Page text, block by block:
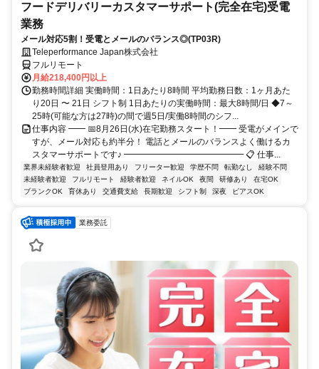
フードデリバリーカスタマーサポート(完全在宅)受電
業務
メール対応5割！受電とメールのバランス◎(TP03R)
Teleperformance Japan株式会社
フルリモート
月給218,400円以上
勤務時間詳細 実働時間：1日あたり8時間 平均勤務日数：1ヶ月あた
り20日 〜 21日 シフト制 1日あたりの実働時間：最大8時間/日 ◆7～
25時(可能な方は27時)の間で週5日/実働8時間のシフ...
仕事内容 ━━ 📅8月26日(水)在宅勤務スタート！━━ 受電がメインで
すが、メール対応も約半分！ 電話とメールのバランスよく働けるカ
スタマーサポートです♪ ━━━━━━━━━━━━━━ 📋 仕事...
業界未経験者歓迎 社員登用あり フリーター歓迎 学歴不問 転勤なし
経験不問
未経験者歓迎
フルリモート 経験者歓迎 ネイルOK 夜間 研修あり
在宅OK
ブランクOK
育休あり 交通費支給 長期歓迎 シフト制 深夜 ピアスOK
業務委託